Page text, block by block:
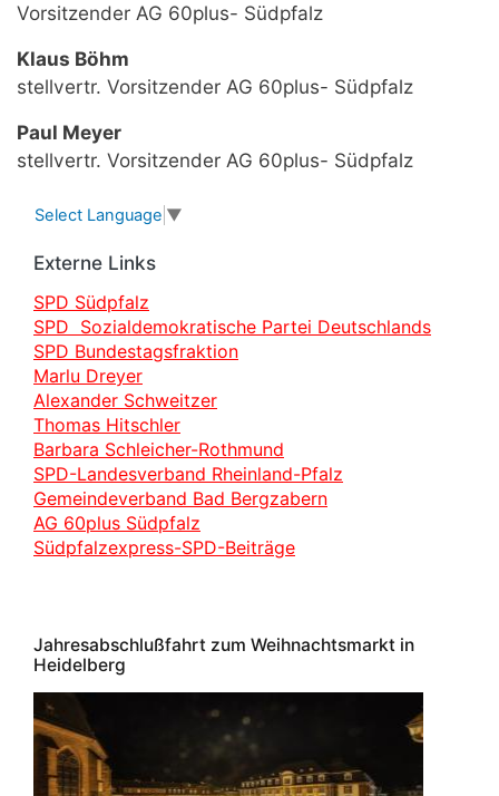
Vorsitzender AG 60plus- Südpfalz
Klaus Böhm
stellvertr. Vorsitzender AG 60plus- Südpfalz
Paul Meyer
stellvertr. Vorsitzender AG 60plus- Südpfalz
Select Language ▼
Externe Links
SPD Südpfalz
SPD Sozialdemokratische Partei Deutschlands
SPD Bundestagsfraktion
Marlu Dreyer
Alexander Schweitzer
Thomas Hitschler
Barbara Schleicher-Rothmund
SPD-Landesverband Rheinland-Pfalz
Gemeindeverband Bad Bergzabern
AG 60plus Südpfalz
Südpfalzexpress-SPD-Beiträge
Jahresabschlußfahrt zum Weihnachtsmarkt in
Heidelberg